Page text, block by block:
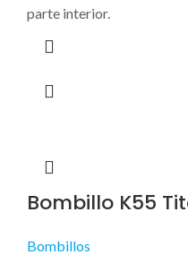
parte interior.
Bombillo K55
Bombillos